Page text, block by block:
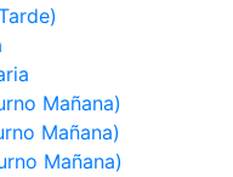
Mañana)
Mañana)
Mañana)